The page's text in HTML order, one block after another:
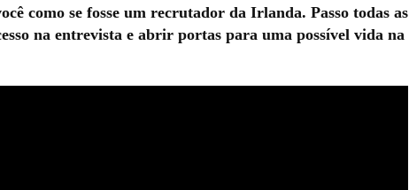
como se fosse um recrutador da Irlanda. Passo todas as
na entrevista e abrir portas para uma possível vida na